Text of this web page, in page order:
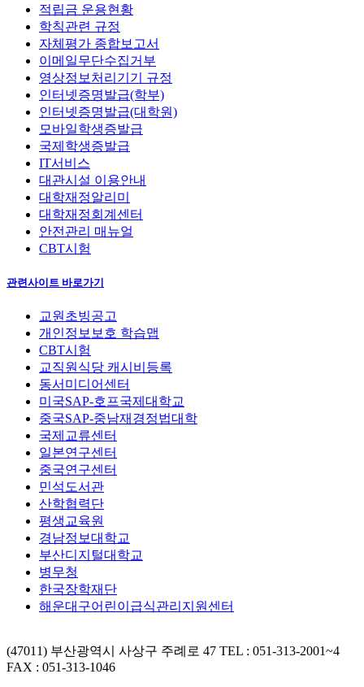
적립금 운용현황
학칙관련 규정
자체평가 종합보고서
이메일무단수집거부
영상정보처리기기 규정
인터넷증명발급(학부)
인터넷증명발급(대학원)
모바일학생증발급
국제학생증발급
IT서비스
대관시설 이용안내
대학재정알리미
대학재정회계센터
안전관리 매뉴얼
CBT시험
관련사이트 바로가기
교원초빙공고
개인정보보호 학습맵
CBT시험
교직원식당 캐시비등록
동서미디어센터
미국SAP-호프국제대학교
중국SAP-중남재경정법대학
국제교류센터
일본연구센터
중국연구센터
민석도서관
산학협력단
평생교육원
경남정보대학교
부산디지털대학교
병무청
한국장학재단
해운대구어린이급식관리지원센터
(47011) 부산광역시 사상구 주례로 47 TEL : 051-313-2001~4
FAX : 051-313-1046